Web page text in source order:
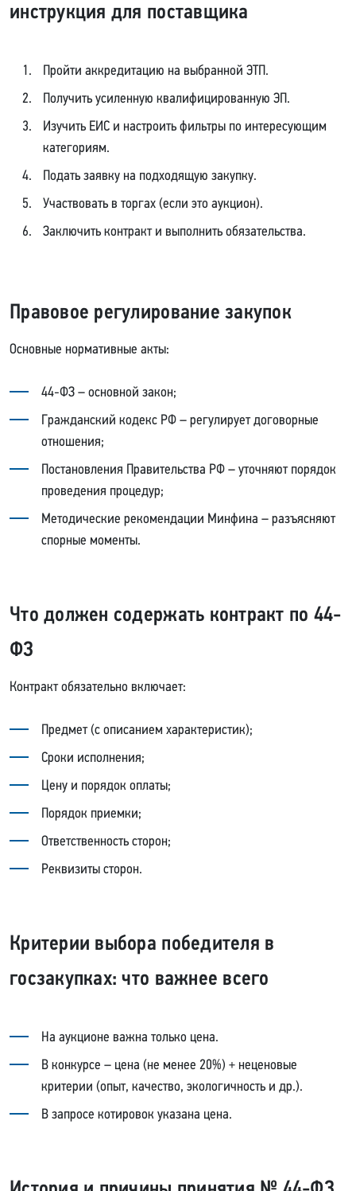
инструкция для поставщика
Пройти аккредитацию на выбранной ЭТП.
Получить усиленную квалифицированную ЭП.
Изучить ЕИС и настроить фильтры по интересующим
категориям.
Подать заявку на подходящую закупку.
Участвовать в торгах (если это аукцион).
Заключить контракт и выполнить обязательства.
Правовое регулирование закупок
Основные нормативные акты:
44-ФЗ – основной закон;
Гражданский кодекс РФ – регулирует договорные
отношения;
Постановления Правительства РФ – уточняют порядок
проведения процедур;
Методические рекомендации Минфина – разъясняют
спорные моменты.
Что должен содержать контракт по 44-
ФЗ
Контракт обязательно включает:
Предмет (с описанием характеристик);
Сроки исполнения;
Цену и порядок оплаты;
Порядок приемки;
Ответственность сторон;
Реквизиты сторон.
Критерии выбора победителя в
госзакупках: что важнее всего
На аукционе важна только цена.
В конкурсе – цена (не менее 20%) + неценовые
критерии (опыт, качество, экологичность и др.).
В запросе котировок указана цена.